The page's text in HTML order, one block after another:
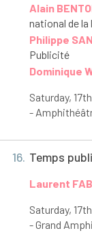
Alain
national de la
Philippe
Publicité
Dominique
Saturday, 17th
-
16. Temps
Laurent
Saturday, 17th
- Grand